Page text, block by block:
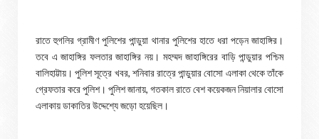
রাতে হুগলির গ্রামীণ পুলিশের পান্ডুয়া থানার পুলিশের হাতে ধরা পড়েন জাহাঙ্গির।
তবে এ জাহাঙ্গির ফলতার জাহাঙ্গির নয়। মহম্মদ জাহাঙ্গিরের বাড়ি পান্ডুয়ার পশ্চিম
বালিহাট্টায়। পুলিশ সূত্রে খবর, শনিবার রাত্রে পান্ডুয়ার বোসো এলাকা থেকে তাঁকে
গ্রেফতার করে পুলিশ। পুলিশ জানায়, গতকাল রাতে বেশ কয়েকজন নিয়ালার বোসো
এলাকায় ডাকাতির উদ্দেশ্যে জড়ো হয়েছিল।